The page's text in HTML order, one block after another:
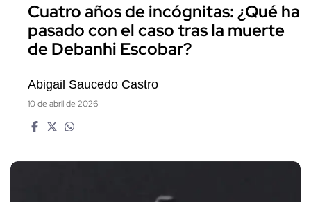
Cuatro años de incógnitas: ¿Qué ha
pasado con el caso tras la muerte
de Debanhi Escobar?
Abigail Saucedo Castro
10 de abril de 2026